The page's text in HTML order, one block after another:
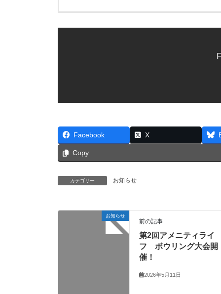
Facebook X
Copy
カテゴリー お知らせ
お知らせ
前の記事
第2回アメニティライ
フ ボウリング大会開
催！
2026年5月11日